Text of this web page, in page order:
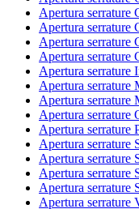
Apertura serrature
Apertura serrature
Apertura serrature
Apertura serrature
Apertura serrature
Apertura serrature
Apertura serrature
Apertura serrature
Apertura serrature
Apertura serrature
Apertura serrature
Apertura serrature
Apertura serrature
Apertura serrature